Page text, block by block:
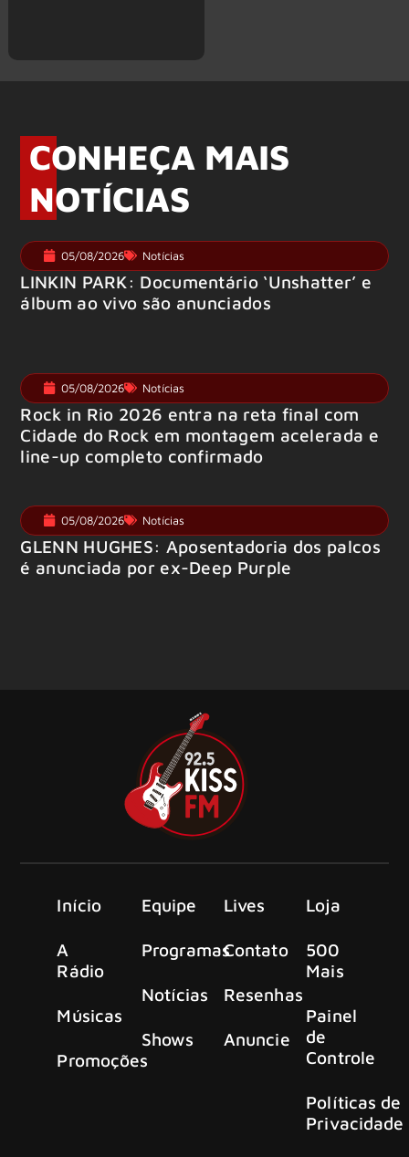
CONHEÇA MAIS
NOTÍCIAS
05/08/2026 Notícias
LINKIN PARK: Documentário ‘Unshatter’ e
álbum ao vivo são anunciados
05/08/2026 Notícias
Rock in Rio 2026 entra na reta final com
Cidade do Rock em montagem acelerada e
line-up completo confirmado
05/08/2026 Notícias
GLENN HUGHES: Aposentadoria dos palcos
é anunciada por ex-Deep Purple
Início
A
Rádio
Músicas
Promoções
Equipe
Programas
Notícias
Shows
Lives
Contato
Resenhas
Anuncie
Loja
500
Mais
Painel
de
Controle
Políticas de
Privacidade